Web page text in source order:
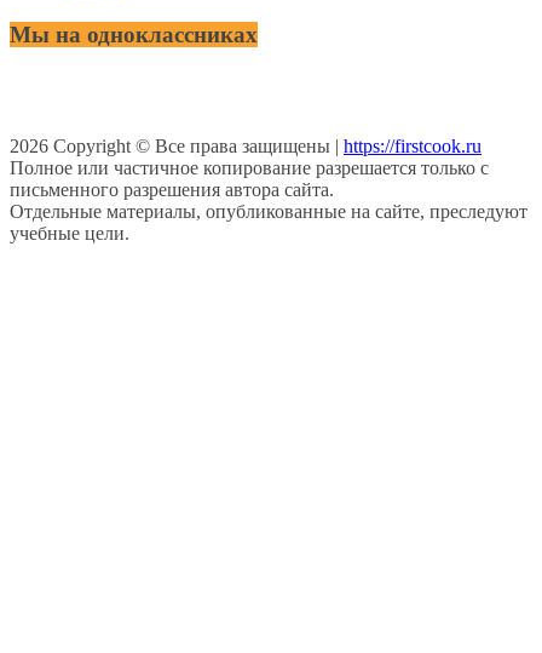
Мы на одноклассниках
2026 Copyright © Все права защищены | https://firstcook.ru
Полное или частичное копирование разрешается только с
письменного разрешения автора сайта.
Отдельные материалы, опубликованные на сайте, преследуют
учебные цели.